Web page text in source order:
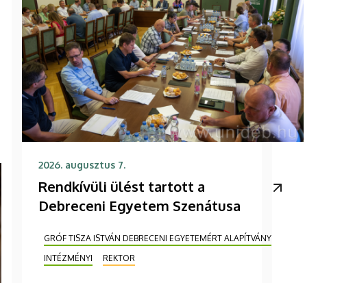
2026. augusztus 7.
Rendkívüli ülést tartott a
Debreceni Egyetem Szenátusa
GRÓF TISZA ISTVÁN DEBRECENI EGYETEMÉRT ALAPÍTVÁNY
INTÉZMÉNYI
REKTOR